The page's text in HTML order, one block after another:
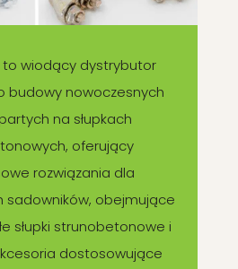
to wiodący dystrybutor
budowy nowoczesnych
na słupkach
oferujący
rozwiązania dla
sadowników, obejmujące
słupki strunobetonowe i
dostosowujące